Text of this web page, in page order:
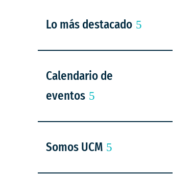
Lo más destacado
Calendario de
eventos
Somos UCM